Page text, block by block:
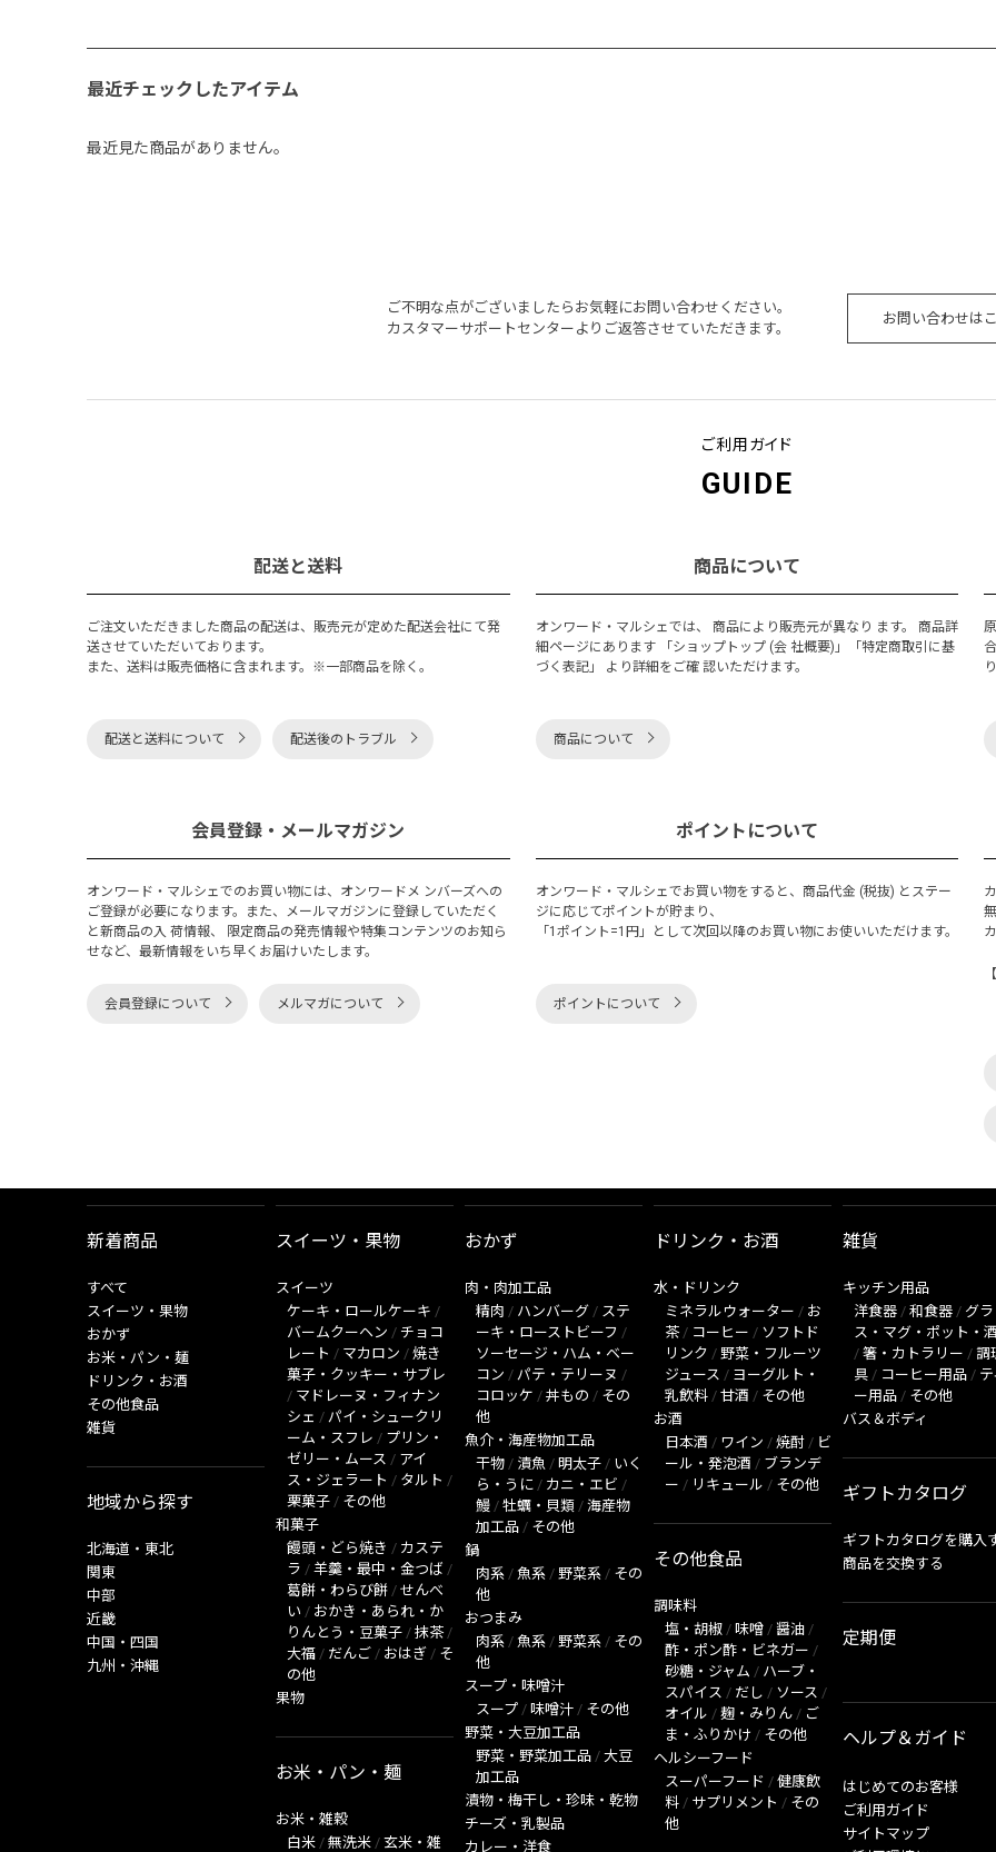
最近チェックしたアイテム
最近見た商品がありません。
ご不明な点がございましたらお気軽にお問い合わせください。
カスタマーサポートセンターよりご返答させていただきます。
お問い合わせは
ご利用ガイド
GUIDE
配送と送料
ご注文いただきました商品の配送は、販売元が定めた配送会社にて発
送させていただいております。
また、送料は販売価格に含まれます。※一部商品を除く。
配送と送料について 配送後のトラブル
商品について
オンワード・マルシェでは、 商品により販売元が異なり ます。 商品詳
細ページにあります 「ショップトップ (会 社概要)」「特定商取引に基
づく表記」 より詳細をご確 認いただけます。
商品について
会員登録・メールマガジン
オンワード・マルシェでのお買い物には、オンワードメ ンバーズへの
ご登録が必要になります。また、メールマガジンに登録していただく
と新商品の入 荷情報、 限定商品の発売情報や特集コンテンツのお知ら
せなど、最新情報をいち早くお届けいたします。
会員登録について メルマガについて
ポイントについて
オンワード・マルシェでお買い物をすると、商品代金 (税抜) とステー
ジに応じてポイントが貯まり、
「1ポイント=1円」として次回以降のお買い物にお使いいただけます。
ポイントについて
新着商品
すべて
スイーツ・果物
おかず
お米・パン・麺
ドリンク・お酒
その他食品
雑貨
地域から探す
北海道・東北
関東
中部
近畿
中国・四国
九州・沖縄
スイーツ・果物
スイーツ
ケーキ・ロールケーキ /
バームクーヘン / チョコ
レート / マカロン / 焼き
菓子・クッキー・サブレ
/ マドレーヌ・フィナン
シェ / パイ・シュークリ
ーム・スフレ / プリン・
ゼリー・ムース / アイ
ス・ジェラート / タルト /
栗菓子 / その他
和菓子
饅頭・どら焼き / カステ
ラ / 羊羹・最中・金つば /
葛餅・わらび餅 / せんべ
い / おかき・あられ・か
りんとう・豆菓子 / 抹茶 /
大福 / だんご / おはぎ / そ
の他
果物
お米・パン・麺
お米・雑穀
白米 / 無洗米 / 玄米・雑
おかず
肉・肉加工品
精肉 / ハンバーグ / ステ
ーキ・ローストビーフ /
ソーセージ・ハム・ベー
コン / パテ・テリーヌ /
コロッケ / 丼もの / その
他
魚介・海産物加工品
干物 / 漬魚 / 明太子 / いく
ら・うに / カニ・エビ /
鰻 / 牡蠣・貝類 / 海産物
加工品 / その他
鍋
肉系 / 魚系 / 野菜系 / その
他
おつまみ
肉系 / 魚系 / 野菜系 / その
他
スープ・味噌汁
スープ / 味噌汁 / その他
野菜・大豆加工品
野菜・野菜加工品 / 大豆
加工品
漬物・梅干し・珍味・乾物
チーズ・乳製品
カレー・洋食
ドリンク・お酒
水・ドリンク
ミネラルウォーター / お
茶 / コーヒー / ソフトド
リンク / 野菜・フルーツ
ジュース / ヨーグルト・
乳飲料 / 甘酒 / その他
お酒
日本酒 / ワイン / 焼酎 / ビ
ール・発泡酒 / ブランデ
ー / リキュール / その他
その他食品
調味料
塩・胡椒 / 味噌 / 醤油 /
酢・ポン酢・ビネガー /
砂糖・ジャム / ハーブ・
スパイス / だし / ソース /
オイル / 麹・みりん / ご
ま・ふりかけ / その他
ヘルシーフード
スーパーフード / 健康飲
料 / サプリメント / その
他
雑貨
キッチン用品
洋食器 / 和食器 / グラ
ス・マグ・ポット・
/ 箸・カトラリー / 調
具 / コーヒー用品 /
ー用品 / その他
バス＆ボディ
ギフトカタログ
ギフトカタログを購入
商品を交換する
定期便
ヘルプ＆ガイド
はじめてのお客様
ご利用ガイド
サイトマップ